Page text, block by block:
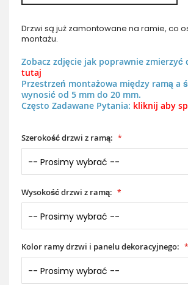
Drzwi są już zamontowane na ramie, co
montażu.
Zobacz zdjęcie jak poprawnie zmierzyć
tutaj
Przestrzeń montażowa między ramą a
wynosić od 5 mm do 20 mm.
Często Zadawane Pytania: kliknij aby
Szerokość drzwi z ramą:
Wysokość drzwi z ramą:
Kolor ramy drzwi i panelu dekoracyjnego: